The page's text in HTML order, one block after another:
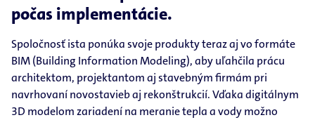
počas implementácie.
Spoločnosť ista ponúka svoje produkty teraz aj vo formáte
BIM (Building Information Modeling), aby uľahčila prácu
architektom, projektantom aj stavebným firmám pri
navrhovaní novostavieb aj rekonštrukcií. Vďaka digitálnym
3D modelom zariadení na meranie tepla a vody možno